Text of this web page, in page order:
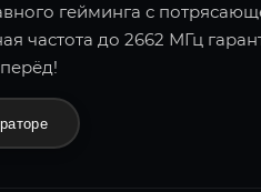
гейминга с
частота до 2662 МГц